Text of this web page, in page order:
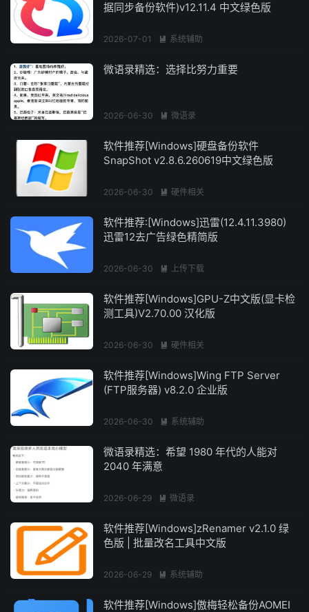
据同步备份软件)v12.11.4 中文绿色版
2026-07-01  系统辅助
微语录精选：选择比努力重要
2026-06-30  微语录
软件推荐[Windows]硬盘备份软件
SnapShot v2.8.6.260619中文绿色版
2026-06-30  硬件相关
软件推荐:[Windows]迅雷(12.4.11.3980)
迅雷12去广告绿色精简版
2026-06-30  上传下载
软件推荐[Windows]GPU-Z中文版(显卡检
测工具)V2.70.00 汉化版
2026-06-30  硬件相关
软件推荐[Windows]Wing FTP Server
(FTP服务器) v8.2.0 企业版
2026-06-30  系统辅助
微语录精选：希望 1980 年代的人能对
2040 年满意
2026-06-29  微语录
软件推荐[Windows]zRenamer v2.1.0 绿
色版 | 批量改名工具中文版
2026-06-29  系统辅助
软件推荐[Windows]傲梅轻松备份AOMEI